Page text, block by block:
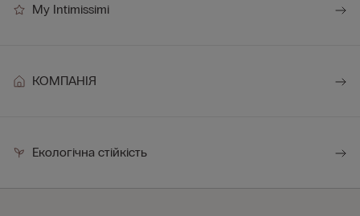
My Intimissimi
КОМПАНІЯ
Екологічна стійкість